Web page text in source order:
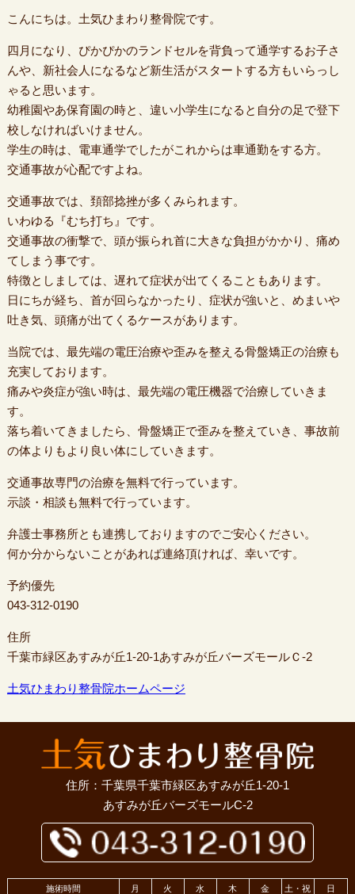
こんにちは。土気ひまわり整骨院です。
四月になり、ぴかぴかのランドセルを背負って通学するお子さ
んや、新社会人になるなど新生活がスタートする方もいらっし
ゃると思います。
幼稚園やあ保育園の時と、違い小学生になると自分の足で登下
校しなければいけません。
学生の時は、電車通学でしたがこれからは車通勤をする方。
交通事故が心配ですよね。
交通事故では、頚部捻挫が多くみられます。
いわゆる『むち打ち』です。
交通事故の衝撃で、頭が振られ首に大きな負担がかかり、痛め
てしまう事です。
特徴としましては、遅れて症状が出てくることもあります。
日にちが経ち、首が回らなかったり、症状が強いと、めまいや
吐き気、頭痛が出てくるケースがあります。
当院では、最先端の電圧治療や歪みを整える骨盤矯正の治療も
充実しております。
痛みや炎症が強い時は、最先端の電圧機器で治療していきま
す。
落ち着いてきましたら、骨盤矯正で歪みを整えていき、事故前
の体よりもより良い体にしていきます。
交通事故専門の治療を無料で行っています。
示談・相談も無料で行っています。
弁護士事務所とも連携しておりますのでご安心ください。
何か分からないことがあれば連絡頂ければ、幸いです。
予約優先
043-312-0190
住所
千葉市緑区あすみが丘1-20-1あすみが丘バーズモールＣ-2
土気ひまわり整骨院ホームページ
住所：千葉県千葉市緑区あすみが丘1-20-1
あすみが丘バーズモールC-2
施術時間 月 火 水 木 金 土・祝 日